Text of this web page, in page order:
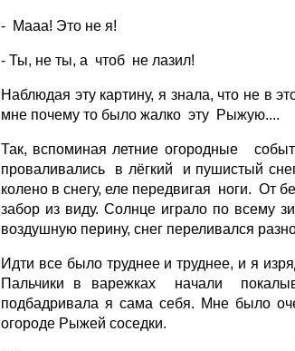
- Мааа! Это не я!
- Ты, не ты, а чтоб не лазил!
Наблюдая эту картину, я знала, что не в
мне почему то было жалко эту Рыжую....
Так, вспоминая летние огородные
проваливались в лёгкий и пушистый
колено в снегу, еле передвигая ноги. От
забор из виду. Солнце играло по всему
воздушную перину, снег переливался
Идти все было труднее и труднее, и я
Пальчики в варежках начали
подбадривала я сама себя. Мне было
огороде Рыжей соседки.